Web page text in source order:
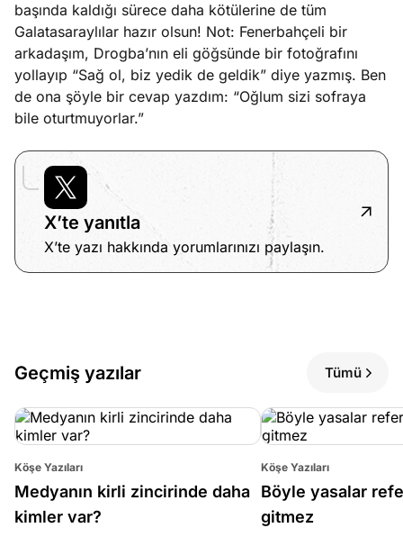
başında kaldığı sürece daha kötülerine de tüm
Galatasaraylılar hazır olsun! Not: Fenerbahçeli bir
arkadaşım, Drogba’nın eli göğsünde bir fotoğrafını
yollayıp “Sağ ol, biz yedik de geldik” diye yazmış. Ben
de ona şöyle bir cevap yazdım: “Oğlum sizi sofraya
bile oturtmuyorlar.”
X’te yanıtla
X’te yazı hakkında yorumlarınızı paylaşın.
Geçmiş yazılar Tümü
Köşe Yazıları
Medyanın kirli zincirinde daha
kimler var?
Köşe Yazıları
Böyle yasalar
gitmez